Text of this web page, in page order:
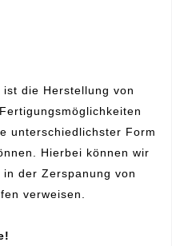
die Herstellung von
unterschiedlichster Form
Hierbei können wir
der Zerspanung von
verweisen.